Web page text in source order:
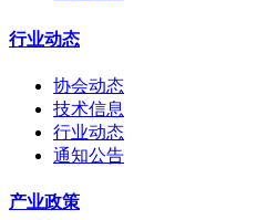
行业动态
协会动态
技术信息
行业动态
通知公告
产业政策